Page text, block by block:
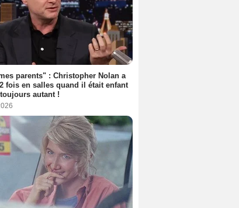
parents" : Christopher Nolan a
fois en salles quand il était enfant
autant !